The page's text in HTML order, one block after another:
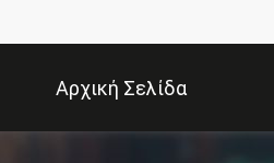
Αρχική Σελίδα